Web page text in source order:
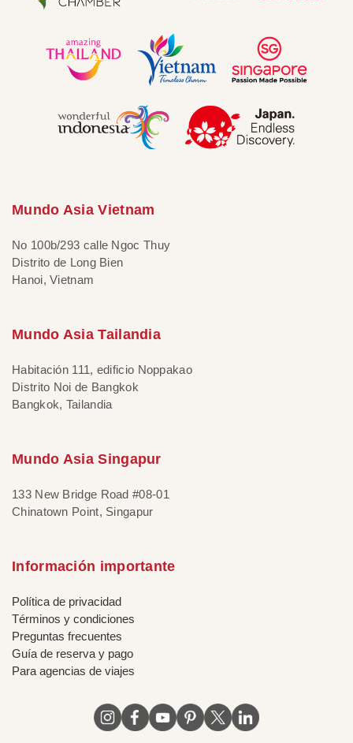
Mundo Asia Vietnam
No 100b/293 calle Ngoc Thuy
Distrito de Long Bien
Hanoi, Vietnam
Mundo Asia Tailandia
Habitación 111, edificio Noppakao
Distrito Noi de Bangkok
Bangkok, Tailandia
Mundo Asia Singapur
133 New Bridge Road #08-01
Chinatown Point, Singapur
Información importante
Política de privacidad
Términos y condiciones
Preguntas frecuentes
Guía de reserva y pago
Para agencias de viajes